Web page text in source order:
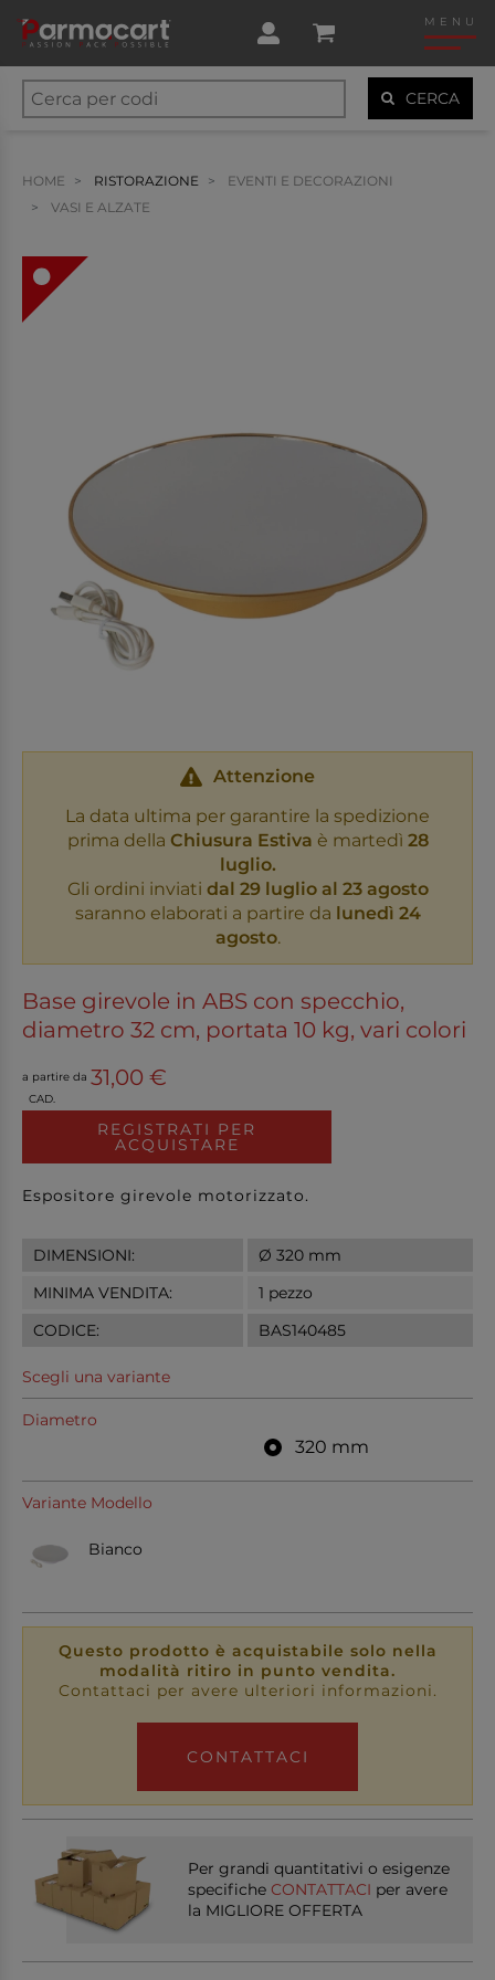
MENU
CERCA
HOME RISTORAZIONE
EVENTI E DECORAZIONI
VASI E ALZATE
Attenzione
La data ultima per garantire la spedizione
prima della Chiusura Estiva è martedì 28
luglio.
Gli ordini inviati dal 29 luglio al 23 agosto
saranno elaborati a partire da lunedì 24
agosto.
Base girevole in ABS con specchio,
diametro 32 cm, portata 10 kg, vari colori
a partire da 31,00 €
CAD.
REGISTRATI PER
ACQUISTARE
Espositore girevole motorizzato.
DIMENSIONI:
Ø 320 mm
MINIMA VENDITA:
1 pezzo
CODICE:
BAS140485
Scegli una variante
Diametro
320 mm
Variante Modello
Bianco
Questo prodotto è acquistabile solo nella
modalità ritiro in punto vendita.
Contattaci per avere ulteriori informazioni.
CONTATTACI
Per grandi quantitativi o esigenze
specifiche CONTATTACI per avere
la MIGLIORE OFFERTA